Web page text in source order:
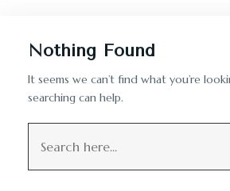
Nothing Found
It seems we can’t find what you’re
searching can help.